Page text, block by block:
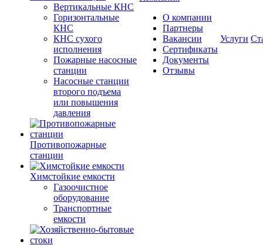
Вертикальные КНС
Горизонтальные
КНС
КНС сухого
исполнения
Пожарные насосные
станции
Насосные cтанции
второго подъема
или повышения
давления
Противопожарные
станции
Химстойкие емкости
Газоочистное
оборудование
Транспортные
емкости
О компании
Партнеры
Вакансии
Сертификаты
Документы
Отзывы
Услуги